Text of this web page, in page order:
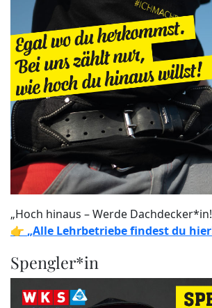
„Hoch hinaus – Werde
👉 „Alle Lehrbetriebe findest du
Spengler*in